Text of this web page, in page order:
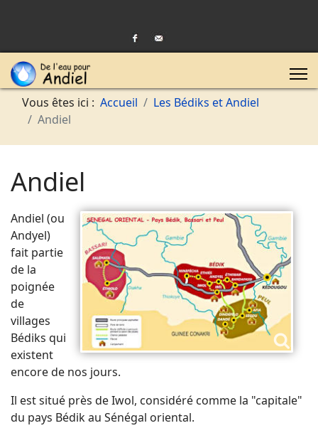
Vous êtes ici : Accueil
Les Bédiks et Andiel
Andiel
Andiel
Andiel (ou
Andyel)
fait partie
de la
poignée
de
villages
Bédiks qui
existent
encore de nos jours.
Il est situé près de Iwol, considéré comme la "capitale"
du pays Bédik au Sénégal oriental.